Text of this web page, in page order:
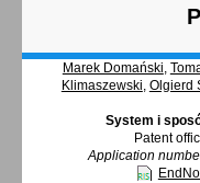
Marek Domański,
Klimaszewski, Olgierd
System i
Patent
Application